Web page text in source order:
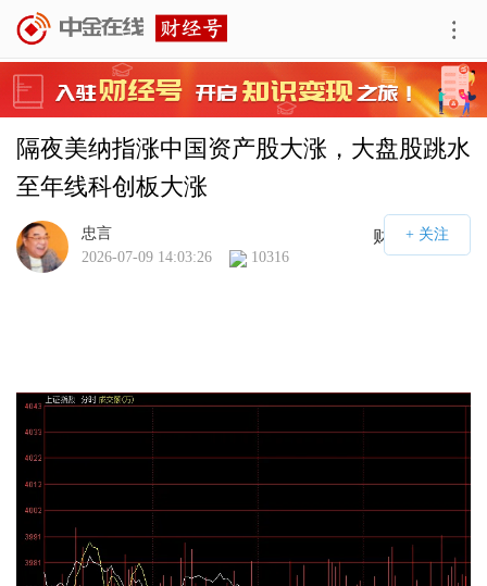
隔夜美纳指涨中国资产股大涨，大盘股跳水
至年线科创板大涨
财经号APP
忠言
2026-07-09 14:03:26
10316